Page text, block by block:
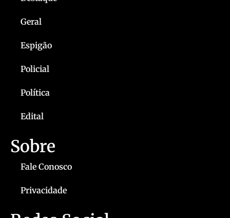
Geral
Espigão
Policial
Política
Edital
Sobre
Fale Conosco
Privacidade